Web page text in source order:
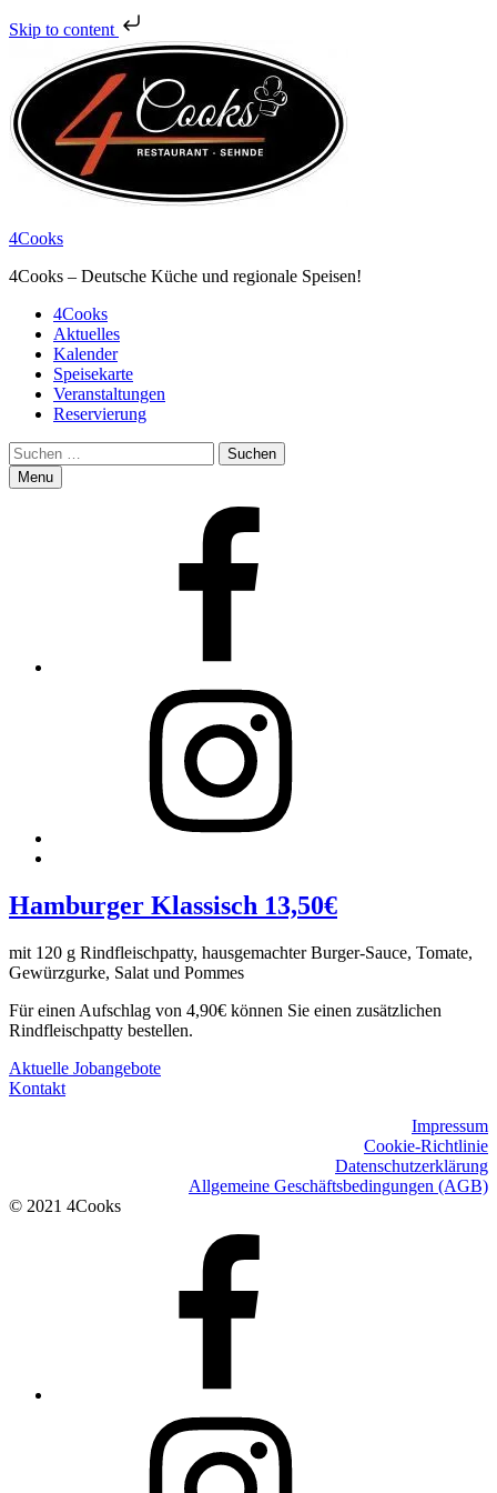
Skip to content
4Cooks
4Cooks – Deutsche Küche und regionale Speisen!
Primary
Menu
4Cooks
Aktuelles
Kalender
Speisekarte
Veranstaltungen
Reservierung
Search
Suchen
nach:
Menu
top
↑
Hamburger Klassisch 13,50€
mit 120 g Rindfleischpatty, hausgemachter Burger-Sauce, Tomate,
Gewürzgurke, Salat und Pommes
Für einen Aufschlag von 4,90€ können Sie einen zusätzlichen
Rindfleischpatty bestellen.
Footer
sidebar
Aktuelle Jobangebote
Kontakt
Impressum
Cookie-Richtlinie
Datenschutzerklärung
Allgemeine Geschäftsbedingungen (AGB)
© 2021 4Cooks